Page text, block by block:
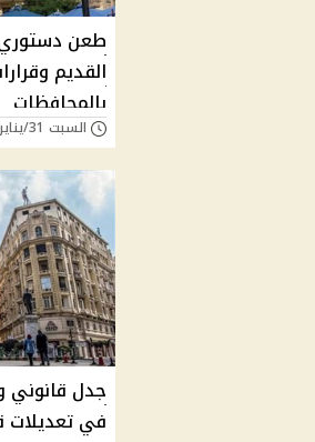
طعن دستوري
القديم
بالمحافظات
السبت 31/يناير/2026 - 04:10 م
جدل قانوني
في تعديلات